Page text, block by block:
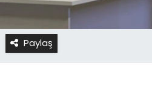
Paylaş